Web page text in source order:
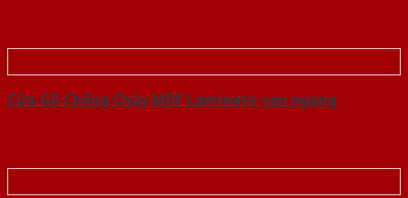
Cửa Gỗ Chống Cháy MDF Laminate van ngang